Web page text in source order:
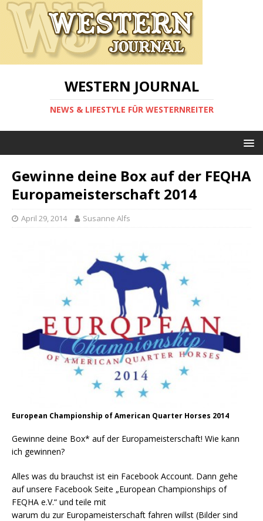
WESTERN JOURNAL
NEWS & LIFESTYLE FÜR WESTERNREITER
Gewinne deine Box auf der FEQHA
Europameisterschaft 2014
April 29, 2014 Susanne Alfs
European Championship of American Quarter Horses 2014
Gewinne deine Box* auf der Europameisterschaft! Wie kann
ich gewinnen?
Alles was du brauchst ist ein Facebook Account. Dann gehe
auf unsere Facebook Seite „European Championships of
FEQHA e.V.“ und teile mit
warum du zur Europameisterschaft fahren willst (Bilder sind